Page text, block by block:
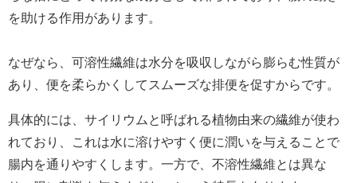
を助ける作用があります。
なぜなら、可溶性繊維は水分を吸収しながら膨らむ性質が
あり、便を柔らかくしてスムーズな排便を促すからです。
具体的には、サイリウムと呼ばれる植物由来の繊維が使わ
れており、これは水に溶けやすく便に潤いを与えることで
腸内を通りやすくします。一方で、不溶性繊維とは異な